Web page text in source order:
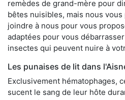
remèdes de grand-mère pour
bêtes nuisibles, mais nous
joindre à nous pour vous
adaptées pour vous
insectes qui peuvent nuire à
Les punaises de lit dans
Exclusivement hématophages,
sucent le sang de leur hôte